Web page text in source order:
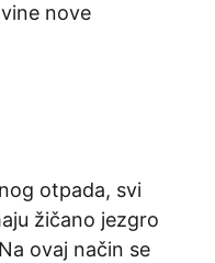
nove
otpada, svi
žičano jezgro
ovaj način se